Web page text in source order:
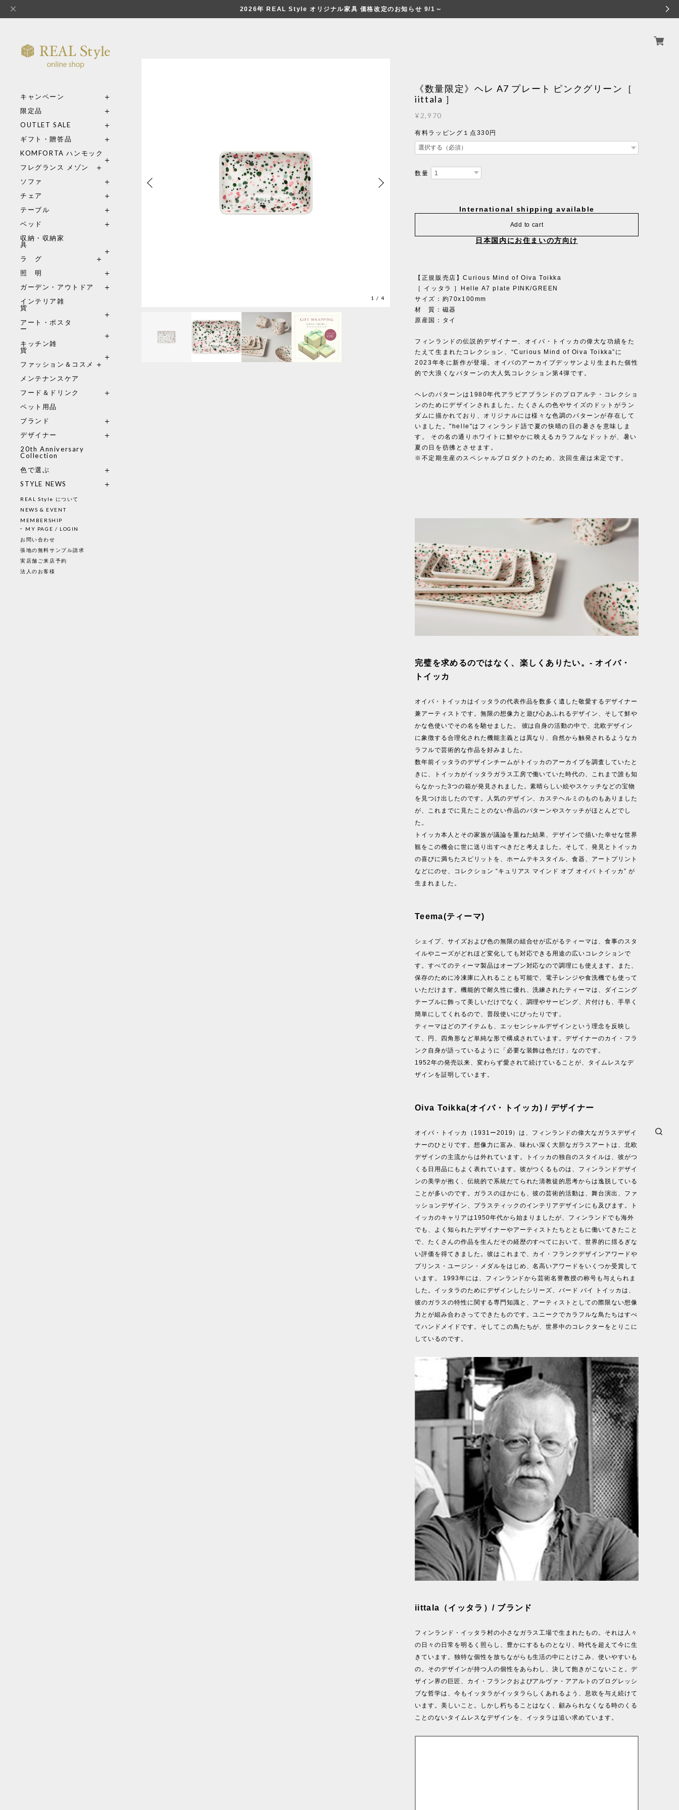
2026年 REAL Style オリジナル家具 価格改定のお知らせ 9/1～
キャンペーン
限定品
OUTLET SALE
ギフト・贈答品
KOMFORTA ハンモック
フレグランス メゾン
ソファ
チェア
テーブル
ベッド
収納・収納家
具
ラ グ
照 明
ガーデン・アウトドア
インテリア雑
貨
アート・ポスタ
ー
キッチン雑
貨
ファッション＆コスメ
メンテナンスケア
フード＆ドリンク
ペット用品
ブランド
デザイナー
20th Anniversary
Collection
色で選ぶ
STYLE NEWS
REAL Style について
NEWS & EVENT
MEMBERSHIP
MY PAGE / LOGIN
お問い合わせ
張地の無料サンプル請求
実店舗ご来店予約
法人のお客様
1 /4
《数量限定》ヘレ A7 プレート ピンクグリーン［
iittala ］
¥2,970
有料ラッピング１点330円
数量
International shipping available
Add to cart
日本国内にお住まいの方向け
【正規販売店】Curious Mind of Oiva Toikka
［ イッタラ ］Helle A7 plate PINK/GREEN
サイズ：約70x100mm
材 質：磁器
原産国：タイ
フィンランドの伝説的デザイナー、オイバ・トイッカの偉大な功績をた
たえて生まれたコレクション、“Curious Mind of Oiva Toikka”に
2023年冬に新作が登場。オイバのアーカイブデッサンより生まれた個性
的で大浪くなパターンの大人気コレクション第4弾です。
ヘレのパターンは1980年代アラビアブランドのプロアルテ・コレクショ
ンのためにデザインされました。たくさんの色やサイズのドットがラン
ダムに描かれており、オリジナルには様々な色調のパターンが存在して
いました。"helle"はフィンランド語で夏の快晴の日の暑さを意味しま
す。 その名の通りホワイトに鮮やかに映えるカラフルなドットが、暑い
夏の日を彷彿とさせます。
※不定期生産のスペシャルプロダクトのため、次回生産は未定です。
完璧を求めるのではなく、楽しくありたい。- オイバ・
トイッカ
オイバ・トイッカはイッタラの代表作品を数多く遺した敬愛するデザイナー
兼アーティストです。無限の想像力と遊び心あふれるデザイン、そして鮮や
かな色使いでその名を馳せました。 彼は自身の活動の中で、北欧デザイン
に象徴する合理化された機能主義とは異なり、自然から触発されるようなカ
ラフルで芸術的な作品を好みました。
数年前イッタラのデザインチームがトイッカのアーカイブを調査していたと
きに、トイッカがイッタラガラス工房で働いていた時代の、これまで誰も知
らなかった3つの箱が発見されました。素晴らしい絵やスケッチなどの宝物
を見つけ出したのです。人気のデザイン、カステヘルミのものもありました
が、これまでに見たことのない作品のパターンやスケッチがほとんどでし
た。
トイッカ本人とその家族が議論を重ねた結果、デザインで描いた幸せな世界
観をこの機会に世に送り出すべきだと考えました。そして、発見とトイッカ
の喜びに満ちたスピリットを、ホームテキスタイル、食器、アートプリント
などにのせ、コレクション “キュリアス マインド オブ オイバ トイッカ” が
生まれました。
Teema(ティーマ)
シェイプ、サイズおよび色の無限の組合せが広がるティーマは、食事のスタ
イルやニーズがどれほど変化しても対応できる用途の広いコレクションで
す。すべてのティーマ製品はオーブン対応なので調理にも使えます。また、
保存のために冷凍庫に入れることも可能で、電子レンジや食洗機でも使って
いただけます。機能的で耐久性に優れ、洗練されたティーマは、ダイニング
テーブルに飾って美しいだけでなく、調理やサービング、片付けも、手早く
簡単にしてくれるので、普段使いにぴったりです。
ティーマはどのアイテムも、エッセンシャルデザインという理念を反映し
て、円、四角形など単純な形で構成されています。デザイナーのカイ・フラ
ンク自身が語っているように「必要な装飾は色だけ」なのです。
1952年の発売以来、変わらず愛されて続けていることが、タイムレスなデ
ザインを証明しています。
Oiva Toikka(オイバ・トイッカ) / デザイナー
オイバ・トイッカ（1931ー2019）は、フィンランドの偉大なガラスデザイ
ナーのひとりです。想像力に富み、味わい深く大胆なガラスアートは、北欧
デザインの主流からは外れています。トイッカの独自のスタイルは、彼がつ
くる日用品にもよく表れています。彼がつくるものは、フィンランドデザイ
ンの美学が抱く、伝統的で系統だてられた清教徒的思考からは逸脱している
ことが多いのです。ガラスのほかにも、彼の芸術的活動は、舞台演出、ファ
ッションデザイン、プラスティックのインテリアデザインにも及びます。ト
イッカのキャリアは1950年代から始まりましたが、フィンランドでも海外
でも、よく知られたデザイナーやアーティストたちとともに働いてきたこと
で、たくさんの作品を生んだその経歴のすべてにおいて、世界的に揺るぎな
い評価を得てきました。彼はこれまで、カイ・フランクデザインアワードや
プリンス・ユージン・メダルをはじめ、名高いアワードをいくつか受賞して
います。 1993年には、フィンランドから芸術名誉教授の称号も与えられま
した。イッタラのためにデザインしたシリーズ、バード バイ トイッカは、
彼のガラスの特性に関する専門知識と、アーティストとしての際限ない想像
力とが組み合わさってできたものです。ユニークでカラフルな鳥たちはすべ
てハンドメイドです。そしてこの鳥たちが、世界中のコレクターをとりこに
しているのです。
iittala（イッタラ）/ ブランド
フィンランド・イッタラ村の小さなガラス工場で生まれたもの。それは人々
の日々の日常を明るく照らし、豊かにするものとなり、時代を超えて今に生
きています。独特な個性を放ちながらも生活の中にとけこみ、使いやすいも
の。そのデザインが持つ人の個性をあらわし、決して飽きがこないこと。デ
ザイン界の巨匠、カイ・フランクおよびアルヴァ・アアルトのプログレッシ
ブな哲学は、今もイッタラがイッタラらしくあれるよう、息吹を与え続けて
います。美しいこと。しかし朽ちることはなく、顧みられなくなる時のくる
ことのないタイムレスなデザインを、イッタラは追い求めています。